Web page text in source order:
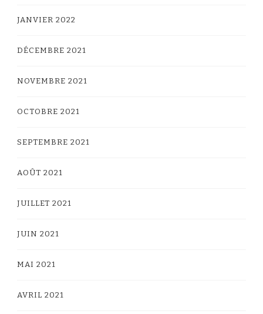
JANVIER 2022
DÉCEMBRE 2021
NOVEMBRE 2021
OCTOBRE 2021
SEPTEMBRE 2021
AOÛT 2021
JUILLET 2021
JUIN 2021
MAI 2021
AVRIL 2021